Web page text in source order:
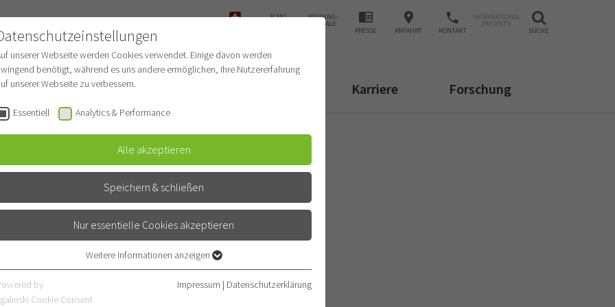
ECMO- WEANING-
ANFRAGE
PRESSE ANFAHRT KONTAKT
INTERNATIONAL
PATIENTS
SUCHE
Patienten Für Ärzte Karriere Forschung
Hinderhofer
(EBMG)
unserer Webseite werden Cookies verwendet. Einige davon werden
benötigt, während es uns andere ermöglichen, Ihre Nutzererfahrung
unserer Webseite zu verbessern.
Essentiell Analytics & Performance
Alle akzeptieren
Speichern & schließen
Nur essentielle Cookies akzeptieren
Essentielle Cookies werden für grundlegende Funktionen der Webseite
benötigt. Dadurch ist gewährleistet, dass die Webseite einwandfrei
Weitere Informationen anzeigen
by
Cookie Consent
Impressum | Datenschutzerklärung